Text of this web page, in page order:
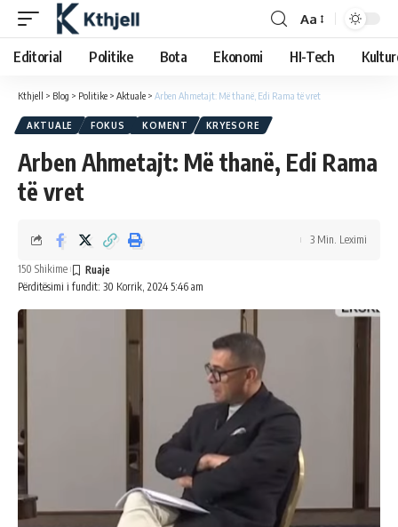
Aa
Editorial Politike Bota Ekonomi HI-Tech
Kthjell > Blog > Politike > Aktuale > Arben Ahmetajt: Më thanë, Edi Rama të vret
AKTUALE FOKUS KOMENT KRYESORE
Arben Ahmetajt: Më thanë, Edi Rama
të vret
Përditësimi i fundit: 30 Korrik, 2024 5:46 am
150 Shikime
3 Min. Leximi